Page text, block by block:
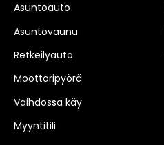
Asuntoauto
Asuntovaunu
Retkeilyauto
Moottoripyörä
Vaihdossa käy
Myyntitili